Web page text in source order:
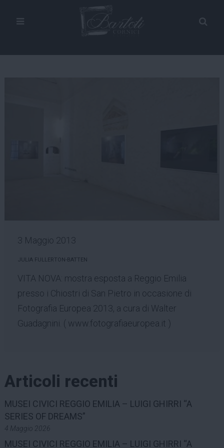
3 Maggio 2013
JULIA FULLERTON-BATTEN
VITA NOVA: mostra esposta a Reggio Emilia
presso i Chiostri di San Pietro in occasione di
Fotografia Europea 2013, a cura di Walter
Guadagnini. ( www.fotografiaeuropea.it )
Articoli recenti
MUSEI CIVICI REGGIO EMILIA – LUIGI GHIRRI “A
SERIES OF DREAMS”
4 Maggio 2026
MUSEI CIVICI REGGIO EMILIA – LUIGI GHIRRI “A